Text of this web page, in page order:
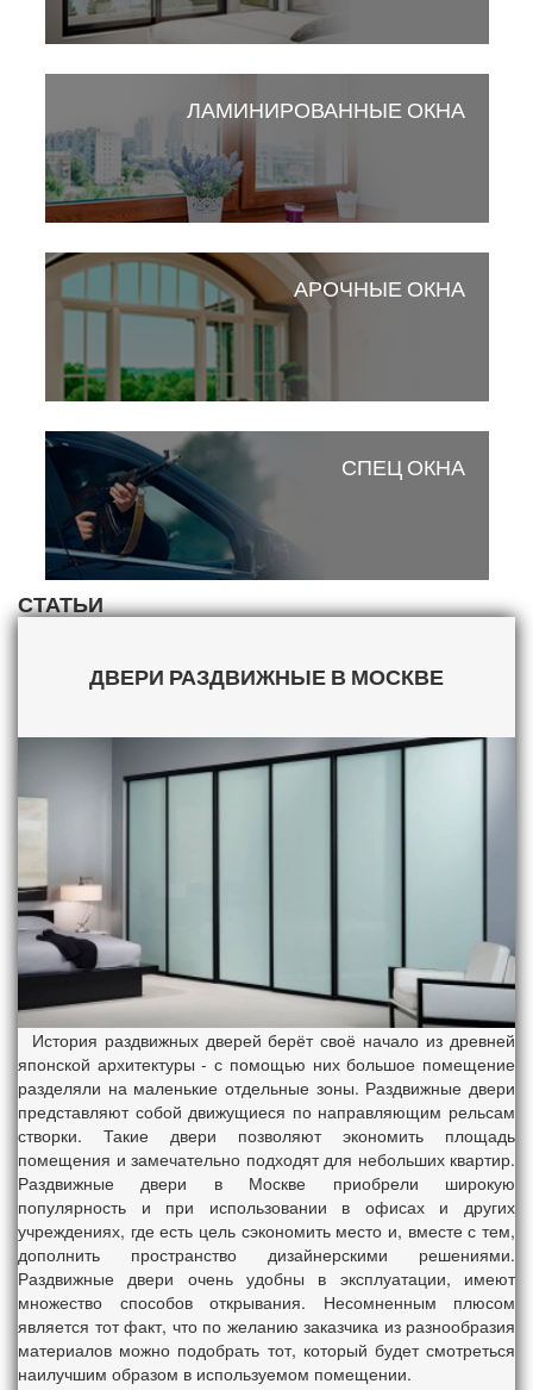
ЛАМИНИРОВАННЫЕ ОКНА
АРОЧНЫЕ ОКНА
СПЕЦ ОКНА
СТАТЬИ
ДВЕРИ РАЗДВИЖНЫЕ В МОСКВЕ
История раздвижных дверей берёт своё начало из древней
японской архитектуры - с помощью них большое помещение
разделяли на маленькие отдельные зоны. Раздвижные двери
представляют собой движущиеся по направляющим рельсам
створки. Такие двери позволяют экономить площадь
помещения и замечательно подходят для небольших квартир.
Раздвижные двери в Москве приобрели широкую
популярность и при использовании в офисах и других
учреждениях, где есть цель сэкономить место и, вместе с тем,
дополнить пространство дизайнерскими решениями.
Раздвижные двери очень удобны в эксплуатации, имеют
множество способов открывания. Несомненным плюсом
является тот факт, что по желанию заказчика из разнообразия
материалов можно подобрать тот, который будет смотреться
наилучшим образом в используемом помещении.